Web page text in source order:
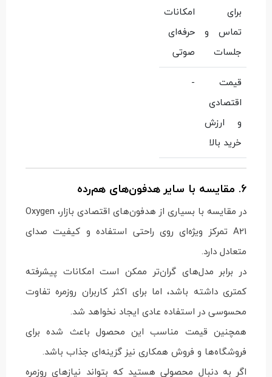
برای
تماس و
جلسات
امکانات
حرفه‌ای
صوتی
قیمت
اقتصادی
و ارزش
خرید بالا
-
6. مقایسه با سایر هدفون‌های هم‌رده
در مقایسه با بسیاری از هدفون‌های اقتصادی بازار، Oxygen
A21 تمرکز ویژه‌ای روی راحتی استفاده و کیفیت صدای
متعادل دارد.
در برابر مدل‌های گران‌تر ممکن است امکانات پیشرفته
کمتری داشته باشد، اما برای اکثر کاربران روزمره تفاوت
محسوسی در استفاده عادی ایجاد نخواهد شد.
همچنین قیمت مناسب این محصول باعث شده برای
فروشگاه‌ها و فروش همکاری نیز گزینه‌ای جذاب باشد.
اگر به دنبال محصولی هستید که بتواند نیازهای روزمره